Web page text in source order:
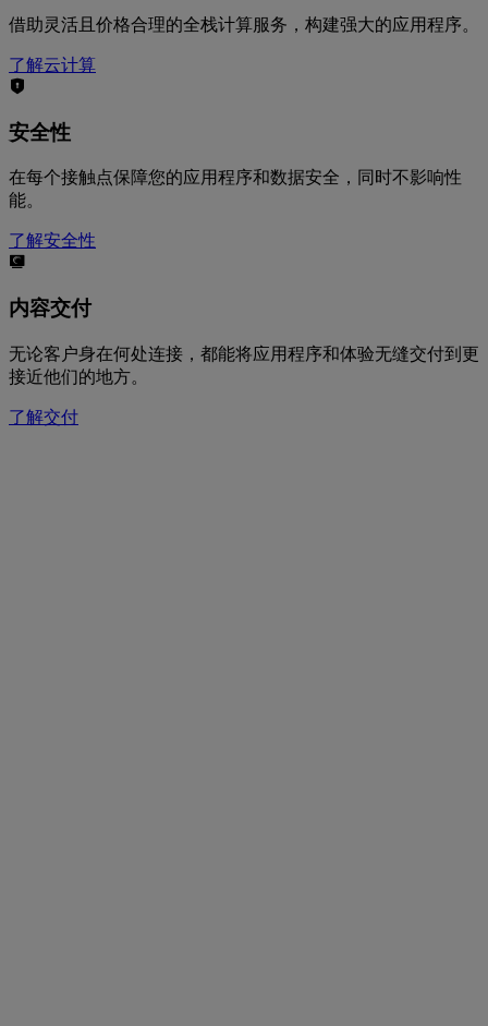
借助灵活且价格合理的全栈计算服务，构建强大的应用程序。
了解云计算
安全性
在每个接触点保障您的应用程序和数据安全，同时不影响性
能。
了解安全性
内容交付
无论客户身在何处连接，都能将应用程序和体验无缝交付到更
接近他们的地方。
了解交付